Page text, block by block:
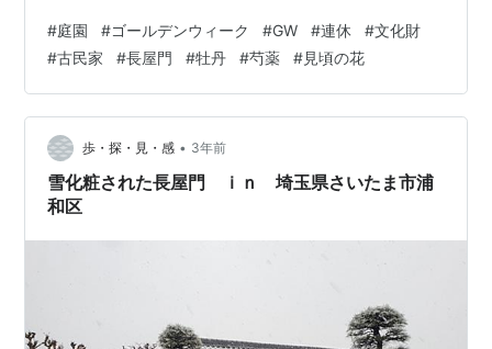
千葉県の外房(太平洋側)の大都会、茂原市。 千葉のゆる
キャラのチーバくんでいうと二の腕のあたり？ 千葉市緑
区鎌取〜茂原市を繋いでいた 千葉外房有料道路も少し前
に無料になったのでアクセス抜群になりました。 東京湾
アクアラインに負けんよ！ ということで茂原市の真…
#庭園 #ゴールデンウィーク #GW #連休 #文化財
#古民家 #長屋門 #牡丹 #芍薬 #見頃の花
歩・探・見・感 • 3年前
雪化粧された長屋門 ｉｎ 埼玉県さいたま市浦
和区